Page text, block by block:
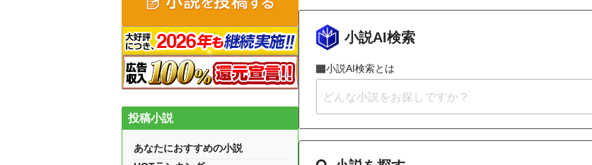
小説AI検索
小説AI検索とは
投稿小説
あなたにおすすめの小説